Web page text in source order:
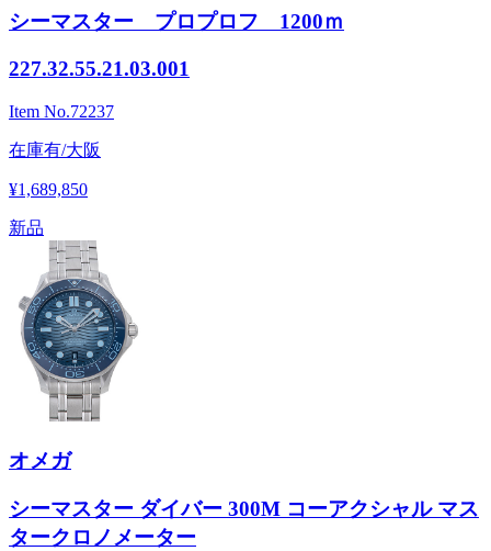
シーマスター プロプロフ 1200ｍ
227.32.55.21.03.001
Item No.72237
在庫有/大阪
¥1,689,850
新品
オメガ
シーマスター ダイバー 300M コーアクシャル マス
タークロノメーター